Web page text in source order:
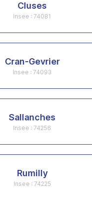
Cluses
Insee : 74081
Cran-Gevrier
Insee : 74093
Sallanches
Insee : 74256
Rumilly
Insee : 74225